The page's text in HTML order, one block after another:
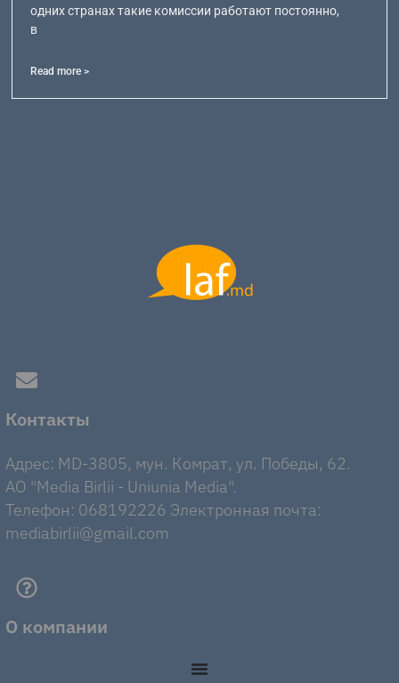
одних странах такие комиссии работают постоянно,
в
Read more >
Контакты
Адрес: MD-3805, мун. Комрат, ул. Победы, 62.
AO "Media Birlii - Uniunia Media".
Телефон: 068192226 Электронная почта:
mediabirlii@gmail.com
О компании